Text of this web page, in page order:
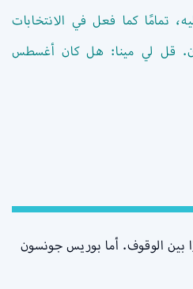
تمامًا كما فعل في الانتخابات
قل لي مينا: هل كان أغسطس
بين الوقوف. أما بوريس جونسون